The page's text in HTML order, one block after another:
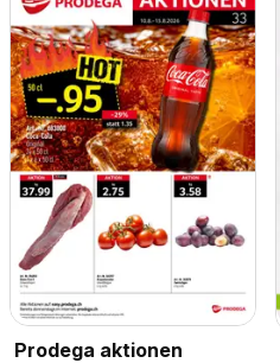
Prodega aktionen